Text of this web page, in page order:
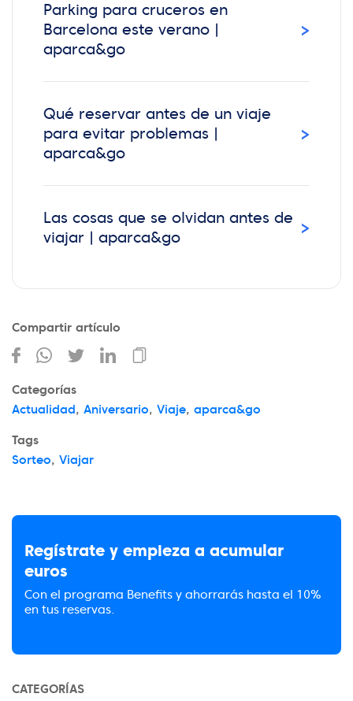
Parking para cruceros en
Barcelona este verano |
aparca&go
›
Qué reservar antes de un viaje
para evitar problemas |
aparca&go
›
Las cosas que se olvidan antes de
viajar | aparca&go
›
Compartir artículo
Categorías
Actualidad , Aniversario, Viaje, aparca&go
Tags
Sorteo, Viajar
Regístrate y empieza a acumular
euros
Con el programa Benefits y ahorrarás hasta el 10%
en tus reservas.
CATEGORÍAS